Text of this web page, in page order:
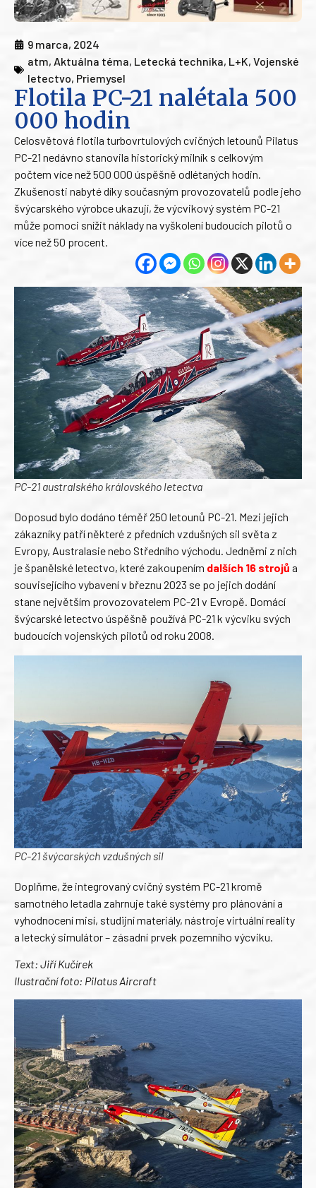
9 marca, 2024
atm, Aktuálna téma, Letecká technika, L+K, Vojenské
letectvo, Priemysel
Flotila PC-21 nalétala 500
000 hodin
Celosvětová flotila turbovrtulových cvičných letounů Pilatus
PC-21 nedávno stanovila historický milník s celkovým
počtem více než 500 000 úspěšně odlétaných hodin.
Zkušenosti nabyté díky současným provozovatelů podle jeho
švýcarského výrobce ukazují, že výcvikový systém PC-21
může pomoci snížit náklady na vyškolení budoucích pilotů o
více než 50 procent.
PC-21 australského královského letectva
Doposud bylo dodáno téměř 250 letounů PC-21. Mezi jejich
zákazníky patří některé z předních vzdušných sil světa z
Evropy, Australasie nebo Středního východu. Jedněmi z nich
je španělské letectvo, které zakoupením dalších 16 strojů a
souvisejícího vybavení v březnu 2023 se po jejich dodání
stane největším provozovatelem PC-21 v Evropě. Domácí
švýcarské letectvo úspěšně používá PC-21 k výcviku svých
budoucích vojenských pilotů od roku 2008.
PC-21 švýcarských vzdušných sil
Doplňme, že integrovaný cvičný systém PC-21 kromě
samotného letadla zahrnuje také systémy pro plánování a
vyhodnocení misí, studijní materiály, nástroje virtuální reality
a letecký simulátor – zásadní prvek pozemního výcviku.
Text: Jiří Kučírek
Ilustrační foto: Pilatus Aircraft